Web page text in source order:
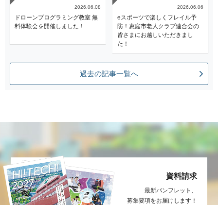
2026.06.08
ドローンプログラミング教室 無
料体験会を開催しました！
2026.06.06
eスポーツで楽しくフレイル予
防！恵庭市老人クラブ連合会の
皆さまにお越しいただきまし
た！
過去の記事一覧へ
資料請求
最新パンフレット、
募集要項をお届け します！